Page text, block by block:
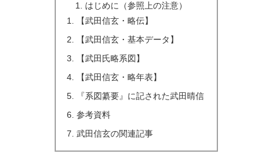
はじめに（参照上の注意）
【武田信玄・略伝】
【武田信玄・基本データ】
【武田氏略系図】
【武田信玄・略年表】
『系図纂要』に記された武田晴信
参考資料
武田信玄の関連記事